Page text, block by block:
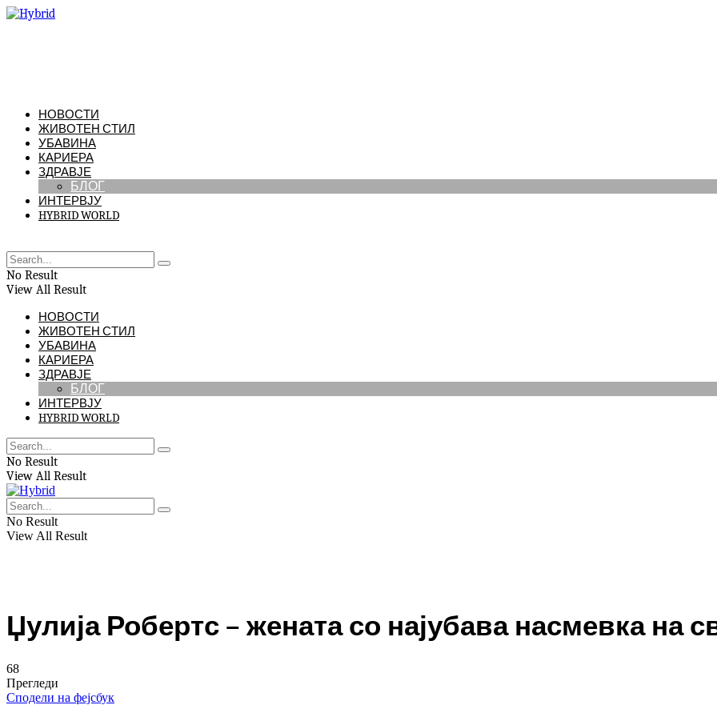
НОВОСТИ
ЖИВОТЕН СТИЛ
УБАВИНА
КАРИЕРА
ЗДРАВЈЕ
БЛОГ
ИНТЕРВЈУ
HYBRID WORLD
No Result
View All Result
НОВОСТИ
ЖИВОТЕН СТИЛ
УБАВИНА
КАРИЕРА
ЗДРАВЈЕ
БЛОГ
ИНТЕРВЈУ
HYBRID WORLD
No Result
View All Result
No Result
View All Result
Џулија Робертс – жената со најубава насмевка на
68
Прегледи
Сподели на фејсбук